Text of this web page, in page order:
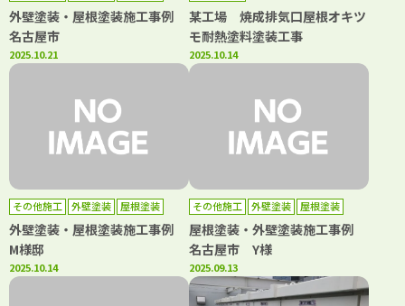
外壁塗装・屋根塗装施工事例
名古屋市
2025.10.21
某工場 焼成排気口屋根オキツ
モ耐熱塗料塗装工事
2025.10.14
その他施工 外壁塗装 屋根塗装
外壁塗装・屋根塗装施工事例
M様邸
2025.10.14
その他施工 外壁塗装 屋根塗装
屋根塗装・外壁塗装施工事例
名古屋市 Y様
2025.09.13